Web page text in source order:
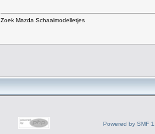
Zoek Mazda Schaalmodelletjes
Powered by SMF